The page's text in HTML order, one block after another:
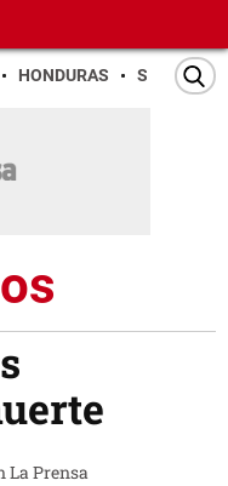
HONDURAS SAN PEDRO
La Prensa